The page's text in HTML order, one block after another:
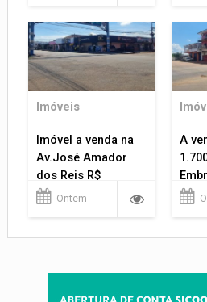
Imóveis
Imóvel a venda na
Av.José Amador
dos Reis R$
1.400.000
Ontem
A